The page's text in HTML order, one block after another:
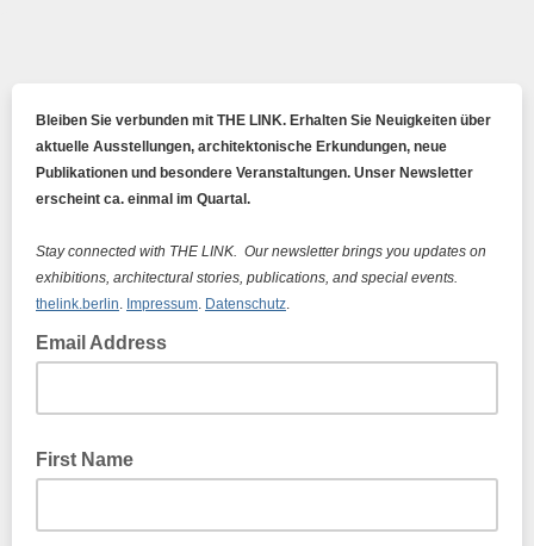
Bleiben Sie verbunden mit THE LINK. Erhalten Sie Neuigkeiten über
aktuelle Ausstellungen, architektonische Erkundungen, neue
Publikationen und besondere Veranstaltungen. Unser Newsletter
erscheint ca. einmal im Quartal.
Stay connected with THE LINK. Our newsletter brings you updates on
exhibitions, architectural stories, publications, and special events.
thelink.berlin. Impressum. Datenschutz.
Email Address
First Name